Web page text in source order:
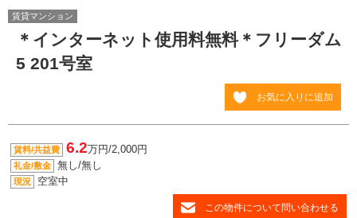
置：
賃貸マンション
＊インターネット使用料無料＊フリーダム
5 201号室
お気に入りに追加
賃料/共益費 6.2万円/2,000円
礼金/敷金 無し/無し
現況 空室中
この物件について問い合わせる